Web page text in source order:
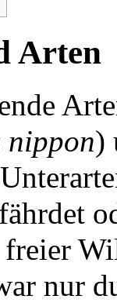
Arten
nippon)
nur